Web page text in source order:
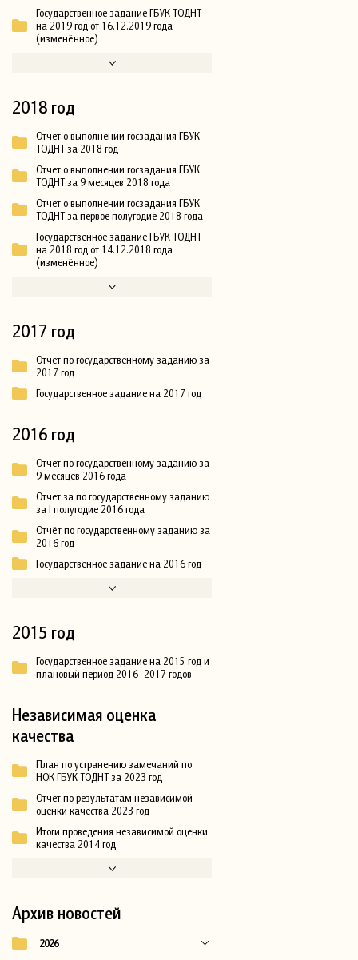
Государственное задание ГБУК ТОДНТ
на 2019 год от 16.12.2019 года
(изменённое)
2018 год
Отчет о выполнении госзадания ГБУК
ТОДНТ за 2018 год
Отчет о выполнении госзадания ГБУК
ТОДНТ за 9 месяцев 2018 года
Отчет о выполнении госзадания ГБУК
ТОДНТ за первое полугодие 2018 года
Государственное задание ГБУК ТОДНТ
на 2018 год от 14.12.2018 года
(изменённое)
2017 год
Отчет по государственному заданию за
2017 год
Государственное задание на 2017 год
2016 год
Отчет по государственному заданию за
9 месяцев 2016 года
Отчет за по государственному заданию
за I полугодие 2016 года
Отчёт по государственному заданию за
2016 год
Государственное задание на 2016 год
2015 год
Государственное задание на 2015 год и
плановый период 2016–2017 годов
Независимая оценка
качества
План по устранению замечаний по
НОК ГБУК ТОДНТ за 2023 год
Отчет по результатам независимой
оценки качества 2023 год
Итоги проведения независимой оценки
качества 2014 год
Архив новостей
2026